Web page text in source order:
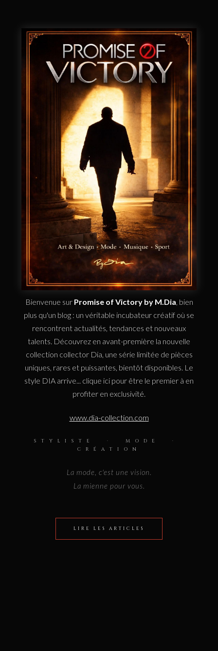
Bienvenue sur Promise of Victory by M.Dia, bien
plus qu'un blog : un véritable incubateur créatif où se
rencontrent actualités, tendances et nouveaux
talents. Découvrez en avant-première la nouvelle
collection collector Dia, une série limitée de pièces
uniques, rares et puissantes, bientôt disponibles. Le
style DIA arrive... clique ici pour être le premier à en
profiter en exclusivité.
www.dia-collection.com
STYLISTE · MODE ·
CRÉATION
La mode, c'est une vision.
La mienne pour vous.
LIRE LES ARTICLES